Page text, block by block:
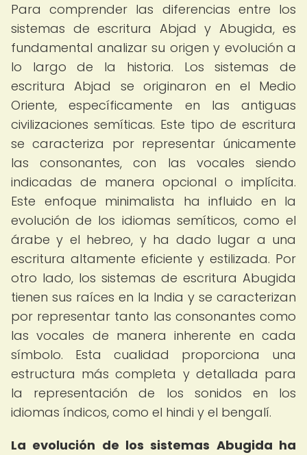
Para comprender las diferencias entre los
sistemas de escritura Abjad y Abugida, es
fundamental analizar su origen y evolución a
lo largo de la historia. Los sistemas de
escritura Abjad se originaron en el Medio
Oriente, específicamente en las antiguas
civilizaciones semíticas. Este tipo de escritura
se caracteriza por representar únicamente
las consonantes, con las vocales siendo
indicadas de manera opcional o implícita.
Este enfoque minimalista ha influido en la
evolución de los idiomas semíticos, como el
árabe y el hebreo, y ha dado lugar a una
escritura altamente eficiente y estilizada. Por
otro lado, los sistemas de escritura Abugida
tienen sus raíces en la India y se caracterizan
por representar tanto las consonantes como
las vocales de manera inherente en cada
símbolo. Esta cualidad proporciona una
estructura más completa y detallada para
la representación de los sonidos en los
idiomas índicos, como el hindi y el bengalí.
La evolución de los sistemas Abugida ha